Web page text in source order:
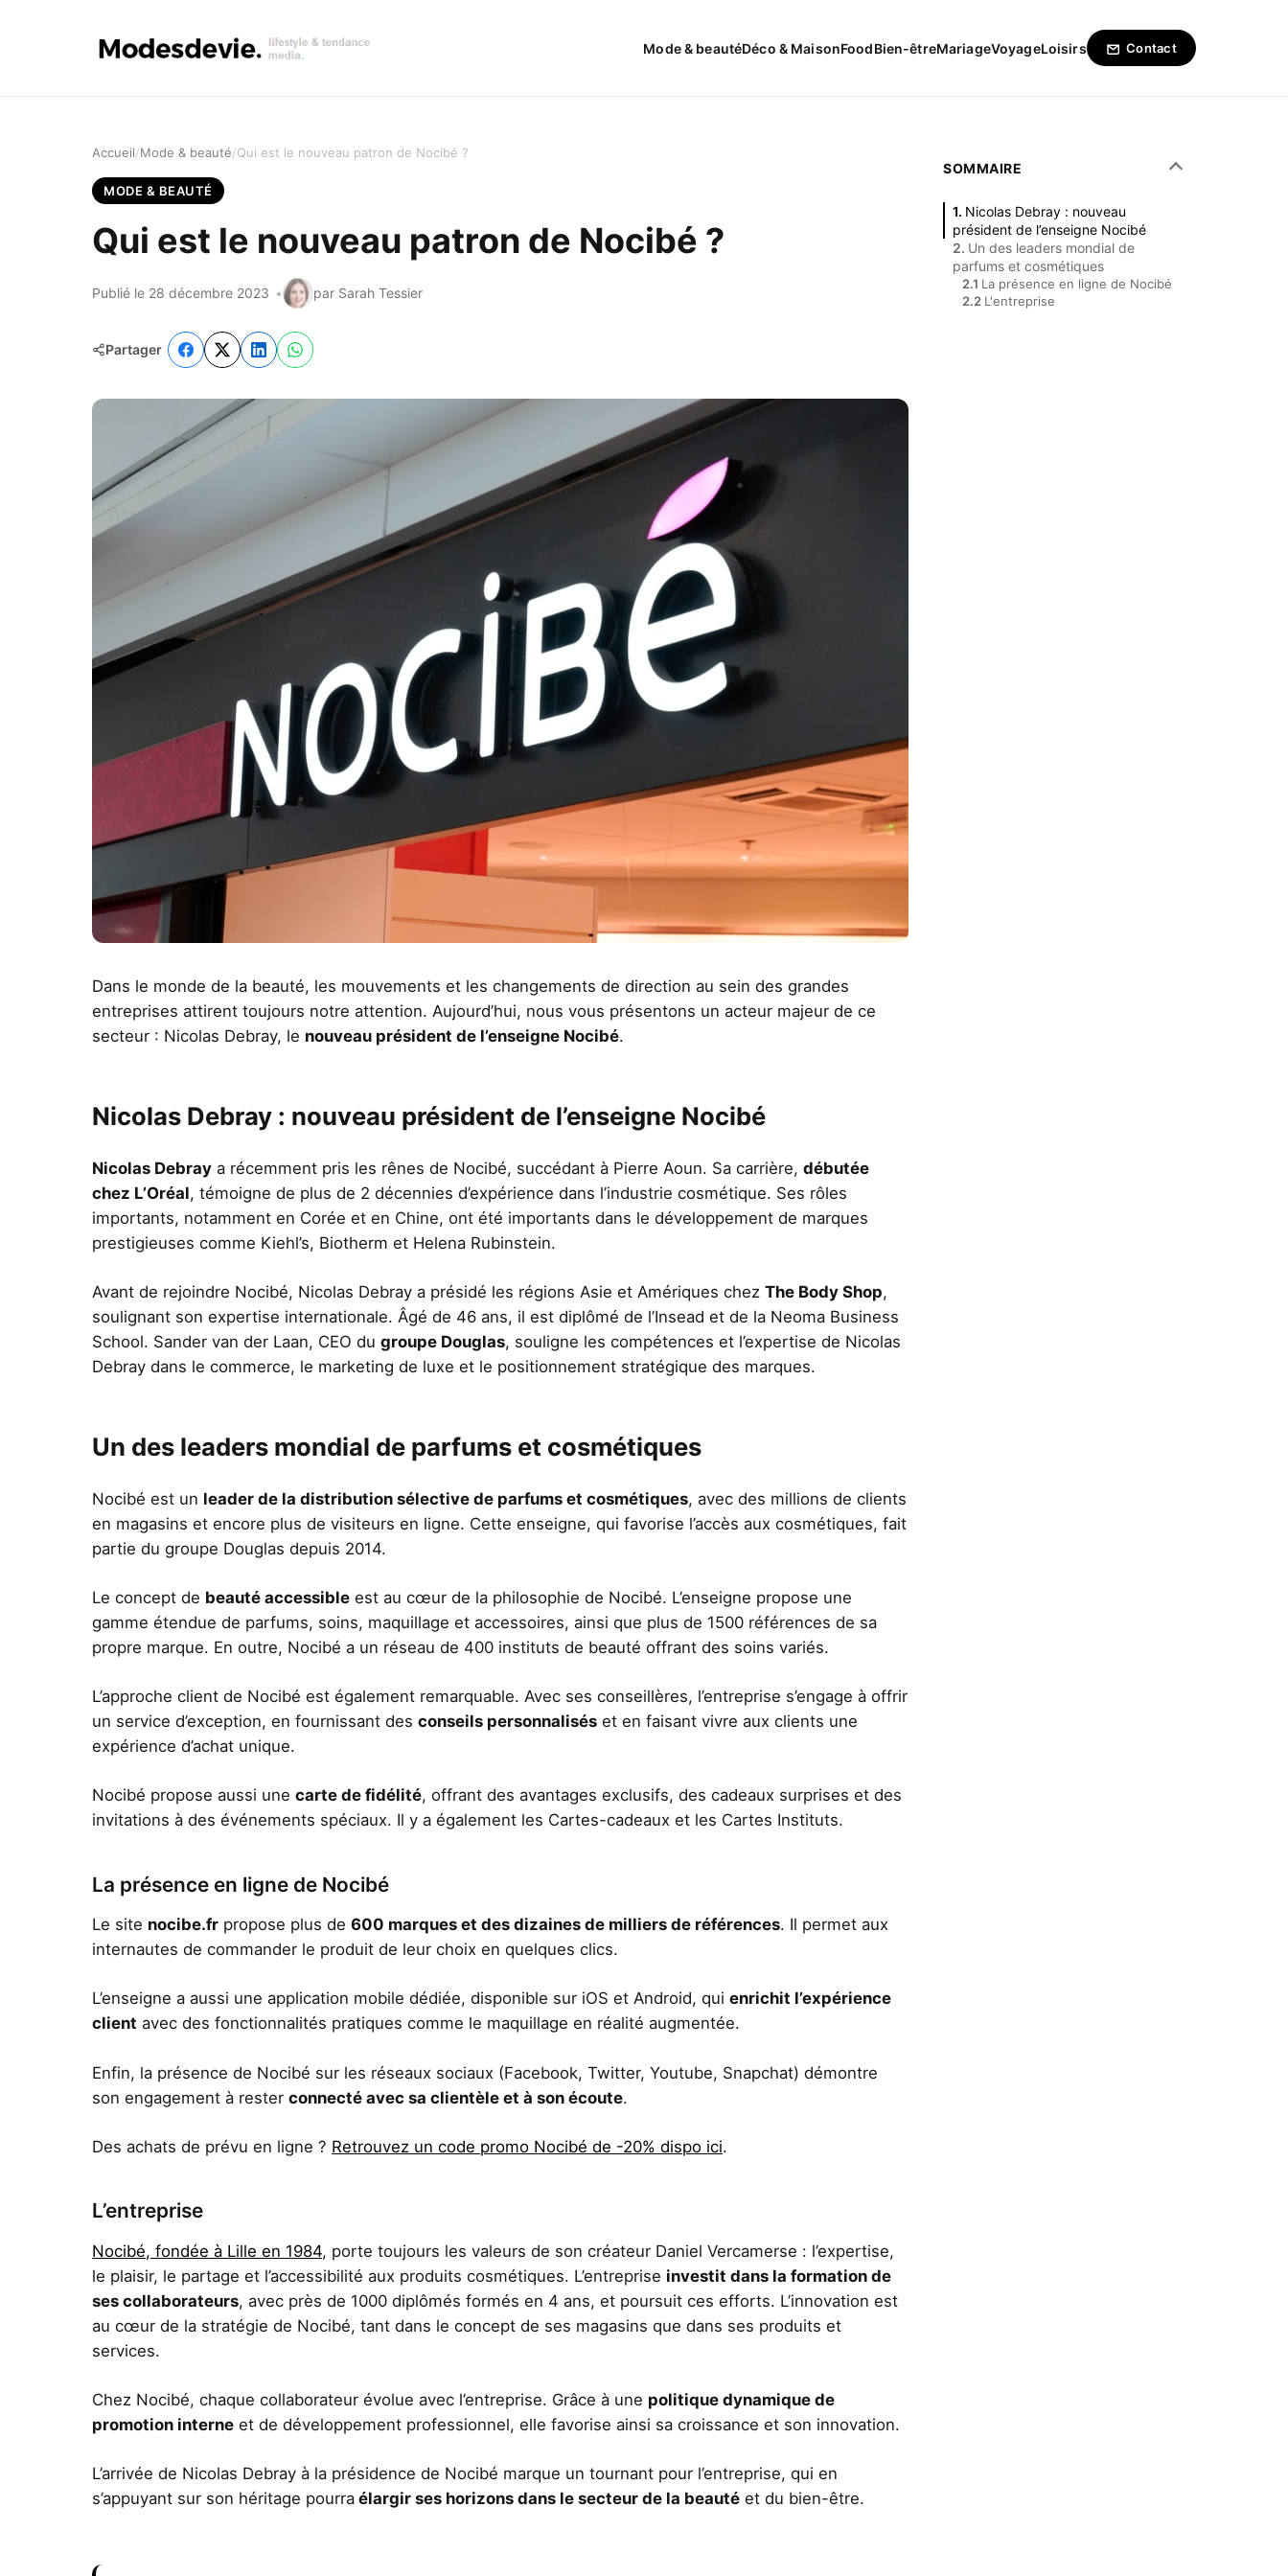
Mode & beautéDéco & MaisonFoodBien-êtreMariageVoyageLoisirs Contact
Accueil Mode & beauté Qui est le nouveau patron de Nocibé ?
MODE & BEAUTÉ
Qui est le nouveau patron de Nocibé ?
Publié le 28 décembre 2023 par Sarah Tessier
Partager
Dans le monde de la beauté, les mouvements et les changements de direction au sein des grandes
entreprises attirent toujours notre attention. Aujourd’hui, nous vous présentons un acteur majeur de ce
secteur : Nicolas Debray, le nouveau président de l’enseigne Nocibé.
Nicolas Debray : nouveau président de l’enseigne Nocibé
Nicolas Debray a récemment pris les rênes de Nocibé, succédant à Pierre Aoun. Sa carrière, débutée
chez L’Oréal, témoigne de plus de 2 décennies d’expérience dans l’industrie cosmétique. Ses rôles
importants, notamment en Corée et en Chine, ont été importants dans le développement de marques
prestigieuses comme Kiehl’s, Biotherm et Helena Rubinstein.
Avant de rejoindre Nocibé, Nicolas Debray a présidé les régions Asie et Amériques chez The Body Shop,
soulignant son expertise internationale. Âgé de 46 ans, il est diplômé de l’Insead et de la Neoma Business
School. Sander van der Laan, CEO du groupe Douglas, souligne les compétences et l’expertise de Nicolas
Debray dans le commerce, le marketing de luxe et le positionnement stratégique des marques.
Un des leaders mondial de parfums et cosmétiques
Nocibé est un leader de la distribution sélective de parfums et cosmétiques, avec des millions de clients
en magasins et encore plus de visiteurs en ligne. Cette enseigne, qui favorise l’accès aux cosmétiques, fait
partie du groupe Douglas depuis 2014.
Le concept de beauté accessible est au cœur de la philosophie de Nocibé. L’enseigne propose une
gamme étendue de parfums, soins, maquillage et accessoires, ainsi que plus de 1500 références de sa
propre marque. En outre, Nocibé a un réseau de 400 instituts de beauté offrant des soins variés.
L’approche client de Nocibé est également remarquable. Avec ses conseillères, l’entreprise s’engage à offrir
un service d’exception, en fournissant des conseils personnalisés et en faisant vivre aux clients une
expérience d’achat unique.
Nocibé propose aussi une carte de fidélité, offrant des avantages exclusifs, des cadeaux surprises et des
invitations à des événements spéciaux. Il y a également les Cartes-cadeaux et les Cartes Instituts.
La présence en ligne de Nocibé
Le site nocibe.fr propose plus de 600 marques et des dizaines de milliers de références. Il permet aux
internautes de commander le produit de leur choix en quelques clics.
L’enseigne a aussi une application mobile dédiée, disponible sur iOS et Android, qui enrichit l’expérience
client avec des fonctionnalités pratiques comme le maquillage en réalité augmentée.
Enfin, la présence de Nocibé sur les réseaux sociaux (Facebook, Twitter, Youtube, Snapchat) démontre
son engagement à rester connecté avec sa clientèle et à son écoute.
Des achats de prévu en ligne ? Retrouvez un code promo Nocibé de -20% dispo ici.
L’entreprise
Nocibé, fondée à Lille en 1984, porte toujours les valeurs de son créateur Daniel Vercamerse : l’expertise,
le plaisir, le partage et l’accessibilité aux produits cosmétiques. L’entreprise investit dans la formation de
ses collaborateurs, avec près de 1000 diplômés formés en 4 ans, et poursuit ces efforts. L’innovation est
au cœur de la stratégie de Nocibé, tant dans le concept de ses magasins que dans ses produits et
services.
Chez Nocibé, chaque collaborateur évolue avec l’entreprise. Grâce à une politique dynamique de
promotion interne et de développement professionnel, elle favorise ainsi sa croissance et son innovation.
L’arrivée de Nicolas Debray à la présidence de Nocibé marque un tournant pour l’entreprise, qui en
s’appuyant sur son héritage pourra élargir ses horizons dans le secteur de la beauté et du bien-être.
SOMMAIRE
Nicolas Debray : nouveau
président de l’enseigne Nocibé
Un des leaders mondial de
parfums et cosmétiques
La présence en ligne de Nocibé
L'entreprise